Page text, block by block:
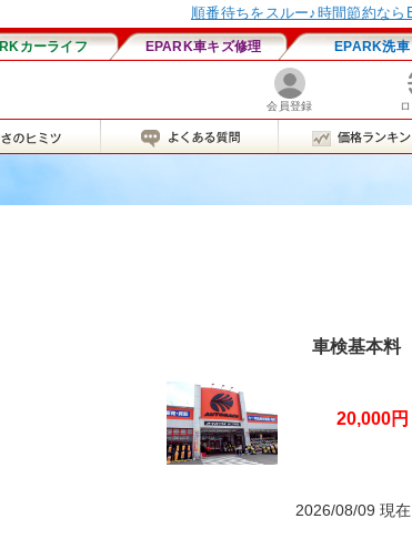
車検基本料
20,000円
2026/08/09 現在